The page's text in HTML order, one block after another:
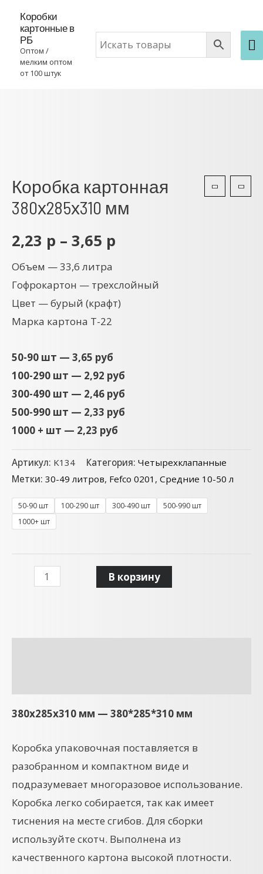
Коробки
картонные в
РБ
Оптом /
мелким оптом
от 100 штук
Коробка картонная
380х285х310 мм
2,23 р – 3,65 р
Объем — 33,6 литра
Гофрокартон — трехслойный
Цвет — бурый (крафт)
Марка картона Т-22
50-90 шт — 3,65 руб
100-290 шт — 2,92 руб
300-490 шт — 2,46 руб
500-990 шт — 2,33 руб
1000 + шт — 2,23 руб
Артикул: K134 Категория: Четырехклапанные
Метки: 30-49 литров, Fefco 0201 , Средние 10-50 л
50-90 шт 100-290 шт 300-490 шт
500-990 шт
1000+ шт
В корзину
380x285x310 мм — 380*285*310 мм
Коробка упаковочная поставляется в
разобранном и компактном виде и
подразумевает многоразовое использование.
Коробка легко собирается, так как имеет
тиснения на месте сгибов. Для сборки
используйте скотч. Выполнена из
качественного картона высокой плотности.